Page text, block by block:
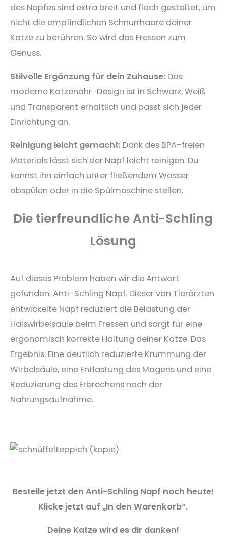
des Napfes sind extra breit und flach gestaltet, um
nicht die empfindlichen Schnurrhaare deiner
Katze zu berühren. So wird das Fressen zum
Genuss.
Stilvolle Ergänzung für dein Zuhause: Das
moderne Katzenohr-Design ist in Schwarz, Weiß
und Transparent erhältlich und passt sich jeder
Einrichtung an.
Reinigung leicht gemacht: Dank des BPA-freien
Materials lässt sich der Napf leicht reinigen. Du
kannst ihn einfach unter fließendem Wasser
abspülen oder in die Spülmaschine stellen.
Die tierfreundliche Anti-Schling
Lösung
Auf dieses Problem haben wir die Antwort
gefunden: Anti-Schling Napf. Dieser von Tierärzten
entwickelte Napf reduziert die Belastung der
Halswirbelsäule beim Fressen und sorgt für eine
ergonomisch korrekte Haltung deiner Katze. Das
Ergebnis: Eine deutlich reduzierte Krümmung der
Wirbelsäule, eine Entlastung des Magens und eine
Reduzierung des Erbrechens nach der
Nahrungsaufnahme.
Bestelle jetzt den Anti-Schling Napf noch heute!
Klicke jetzt auf „In den Warenkorb“.
Deine Katze wird es dir danken!